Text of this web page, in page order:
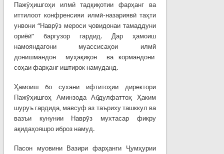
Пажӯҳишгоҳи илмӣ тадқиқотии фарҳанг ва
иттилоот конфренсияи илмӣ-назариявӣ таҳти
унвони “Наврӯз мероси ҷовидонаи тамаддуни
ориёӣ” баргузор гардид. Дар ҳамоиш
намояндагони муассисаҳои илмӣ
донишмандон муҳақиқон ва кормандони
соҳаи фарҳанг иштирок намуданд.
Ҳамоиш бо сухани ифтитоҳии директори
Пажӯҳишгоҳ Аминзода Абдулфаттоҳ Ҳаким
шуруъ гардида, мавсуф аз таъриху ташккул ва
вазъи кунунии Наврӯз мухтасар фикру
ақидаҳояшро иброз намуд.
Пасон муовини Вазири фарҳанги Ҷумҳурии